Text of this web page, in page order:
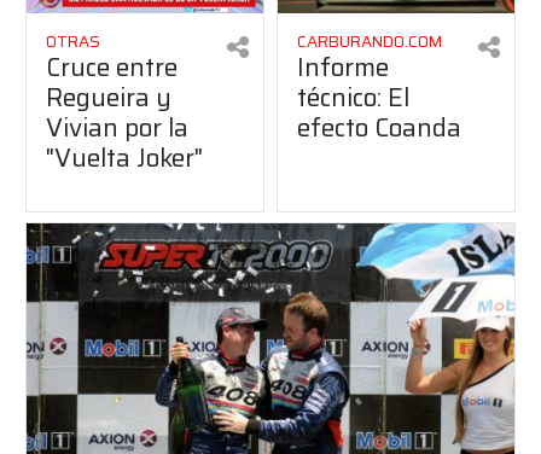
OTRAS
Cruce entre
Regueira y
Vivian por la
"Vuelta Joker"
CARBURANDO.COM
Informe
técnico: El
efecto Coanda